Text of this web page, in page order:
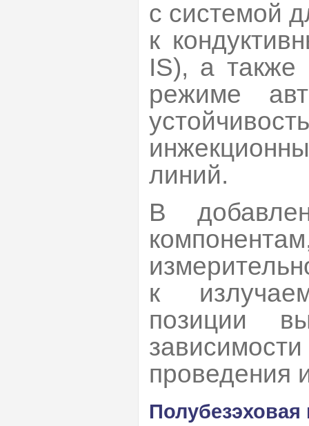
с системой
к
IS), а также
режиме
линий.
В
к
позиции
проведения